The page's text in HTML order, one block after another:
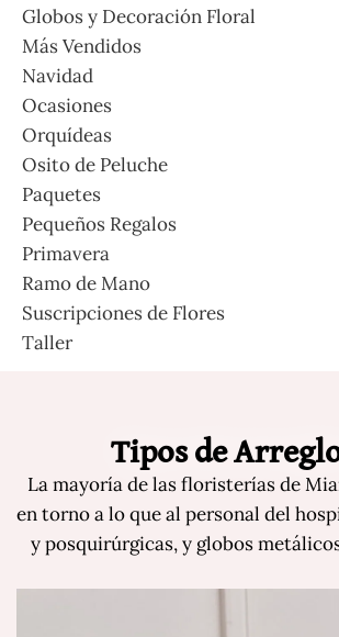
Globos y Decoración Floral
Más Vendidos
Navidad
Ocasiones
Orquídeas
Osito de Peluche
Paquetes
Pequeños Regalos
Primavera
Ramo de Mano
Suscripciones de Flores
Taller
Tipos de
La mayoría de las floristerías de
en torno a lo que al personal del
y posquirúrgicas, y globos